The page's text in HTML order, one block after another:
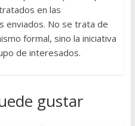
en las
enviados. No se trata de
formal, sino la iniciativa
de interesados.
gustar